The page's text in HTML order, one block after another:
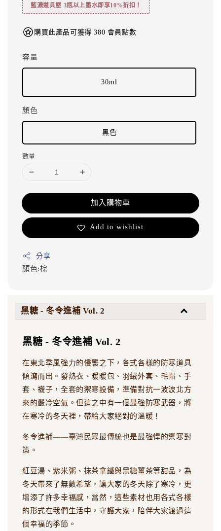
藍濃道具屋 3瓶以上墨水即享10%折扣！
購買此產品可獲得 380 會員點數
容量
30ml
顏色
黑色
數量
加入購物車
Add to wishlist
分享
顏色:棕
黑糖 - 冬令進補 Vol. 2
黑糖 - 冬令進補 Vol. 2
在東北季風強力的侵襲之下，各式各樣的防寒道具
傾瀉而出。發熱衣、暖暖包、羽絨外套、毛帽、手
套、襪子，全套的禦寒設備，準備對抗一波波北方
來的嚴冷空氣。但這之中有一個最強防寒武器，將
在寒冷的冬天裡，帶給大家絕對的溫暖！
冬令進補——臺灣民眾最傳統也是最強悍的禦寒對
策。
紅豆湯、紫米粥、抹茶拿鐵與黑糖薑茶等甜品，為
冬天帶來了無數希望，讓大家的冬天除了寒冷，更
增添了許多幸福感，當然，這些素材也用各式各樣
的形式在我們生活中，守護大家，陪伴大家渡過這
個幸福的季節。